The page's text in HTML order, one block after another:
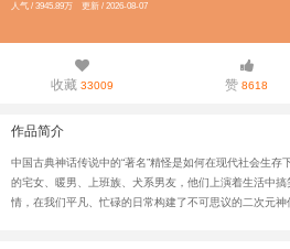
人气 / 3945.89万 更新 / 2026-08-07
收藏 33009 赞 8618
作品简介
中国古典神话传说中的“著名”精怪是如何在现代社会生
的宅女、暖男、上班族、犬系男友，他们上演着生活中
情，在我们平凡、忙碌的日常构建了不可思议的二次元神